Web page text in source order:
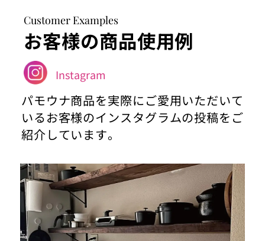
Customer Examples
お客様の商品使用例
Instagram
パモウナ商品を実際にご愛用いただいて
いるお客様のインスタグラムの投稿をご
紹介しています。